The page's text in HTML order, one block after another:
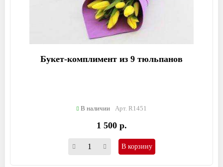
Букет-комплимент из 9 тюльпанов
В наличии Арт. R1451
1 500 р.
В корзину